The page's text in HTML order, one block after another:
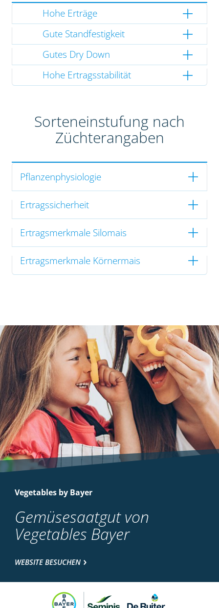
Hohe Erträge
Gute Standfestigkeit
Gutes Dry Down
Hohe Ertragsstabilität
Sorteneinstufung nach
Züchterangaben
Pflanzenphysiologie
Ertragssicherheit
Ertragsmerkmale Silomais
Ertragsmerkmale Körnermais
Vegetables by Bayer
Gemüsesaatgut von
Vegetables Bayer
WEBSITE BESUCHEN